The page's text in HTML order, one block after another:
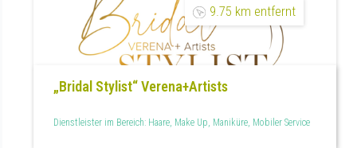
9.75 km entfernt
„Bridal Stylist“ Verena+Artists
Dienstleister im Bereich: Haare, Make Up, Maniküre, Mobiler Service